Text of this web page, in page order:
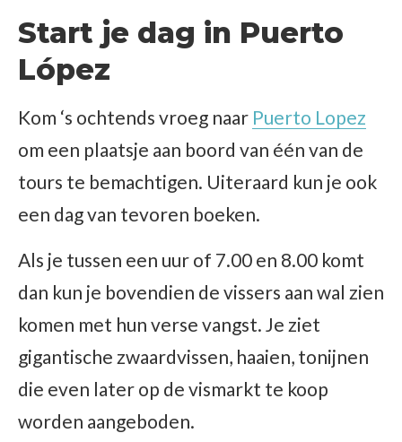
Start je dag in Puerto
López
Kom ‘s ochtends vroeg naar Puerto Lopez
om een plaatsje aan boord van één van de
tours te bemachtigen. Uiteraard kun je ook
een dag van tevoren boeken.
Als je tussen een uur of 7.00 en 8.00 komt
dan kun je bovendien de vissers aan wal zien
komen met hun verse vangst. Je ziet
gigantische zwaardvissen, haaien, tonijnen
die even later op de vismarkt te koop
worden aangeboden.